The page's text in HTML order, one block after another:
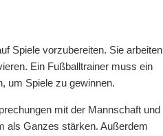
Spiele vorzubereiten. Sie arbeiten
Ein Fußballtrainer muss ein
um Spiele zu gewinnen.
mit der Mannschaft und
als Ganzes stärken. Außerdem